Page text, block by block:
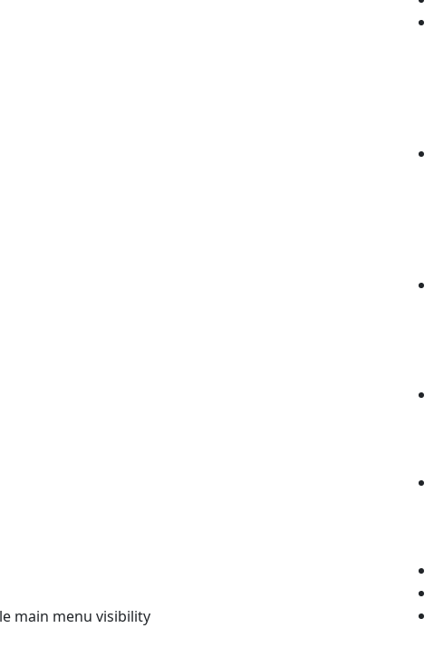
main menu visibility